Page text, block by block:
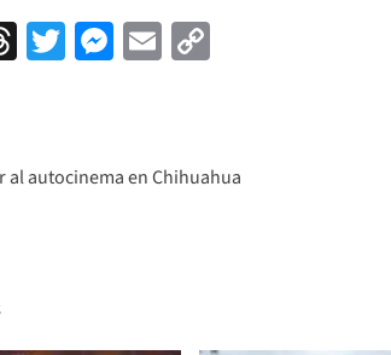
Threads
Twitter
Messenger
Email
al autocinema en Chihuahua